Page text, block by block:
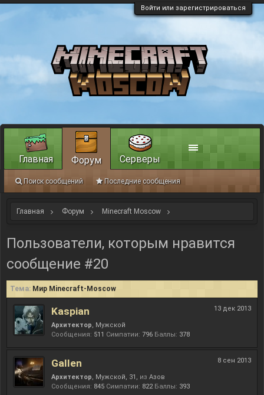
Войти или зарегистрироваться
Главная Форум Minecraft Moscow
Пользователи, которым нравится
сообщение #20
Тема: Мир Minecraft-Moscow
13 дек 2013
Kaspian
Архитектор, Мужской
Сообщения: 511 Симпатии: 796 Баллы: 378
8 сен 2013
Gallen
Архитектор, Мужской, 31, из Азов
Сообщения: 845 Симпатии: 822 Баллы: 393
Главная Форум
Поиск сообщений Последние сообщения
Серверы